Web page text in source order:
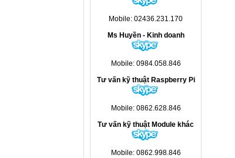
Mobile: 02436.231.170
Ms Huyền - Kinh doanh
Mobile: 0984.058.846
Tư vấn kỹ thuật Raspberry Pi
Mobile: 0862.628.846
Tư vấn kỹ thuật Module khác
Mobile: 0862.998.846